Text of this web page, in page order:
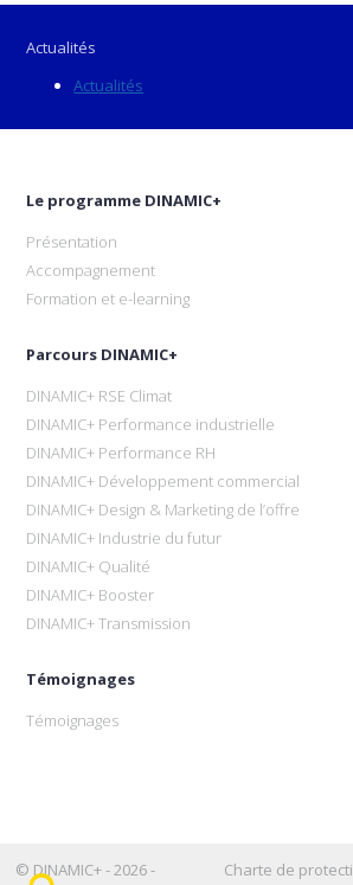
Actualités
Actualités
Le programme DINAMIC+
Présentation
Accompagnement
Formation et e-learning
Parcours DINAMIC+
DINAMIC+ RSE Climat
DINAMIC+ Performance industrielle
DINAMIC+ Performance RH
DINAMIC+ Développement commercial
DINAMIC+ Design & Marketing de l’offre
DINAMIC+ Industrie du futur
DINAMIC+ Qualité
DINAMIC+ Booster
DINAMIC+ Transmission
Témoignages
Témoignages
© DINAMIC+ - 2026 -
Charte de